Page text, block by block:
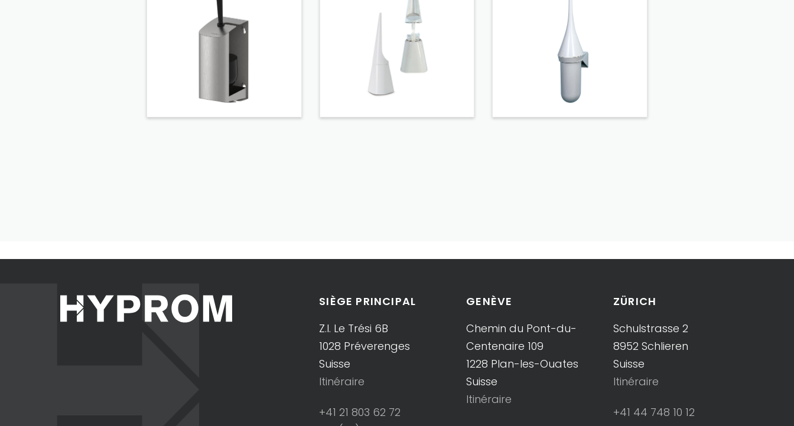
SIÈGE PRINCIPAL
Z.I. Le Trési 6B
1028 Préverenges
Suisse
Itinéraire
+41 21 803 62 72
GENÈVE
Chemin du Pont-du-
Centenaire 109
1228 Plan-les-Ouates
Suisse
Itinéraire
ZÜRICH
Schulstrasse 2
8952 Schlieren
Suisse
Itinéraire
+41 44 748 10 12